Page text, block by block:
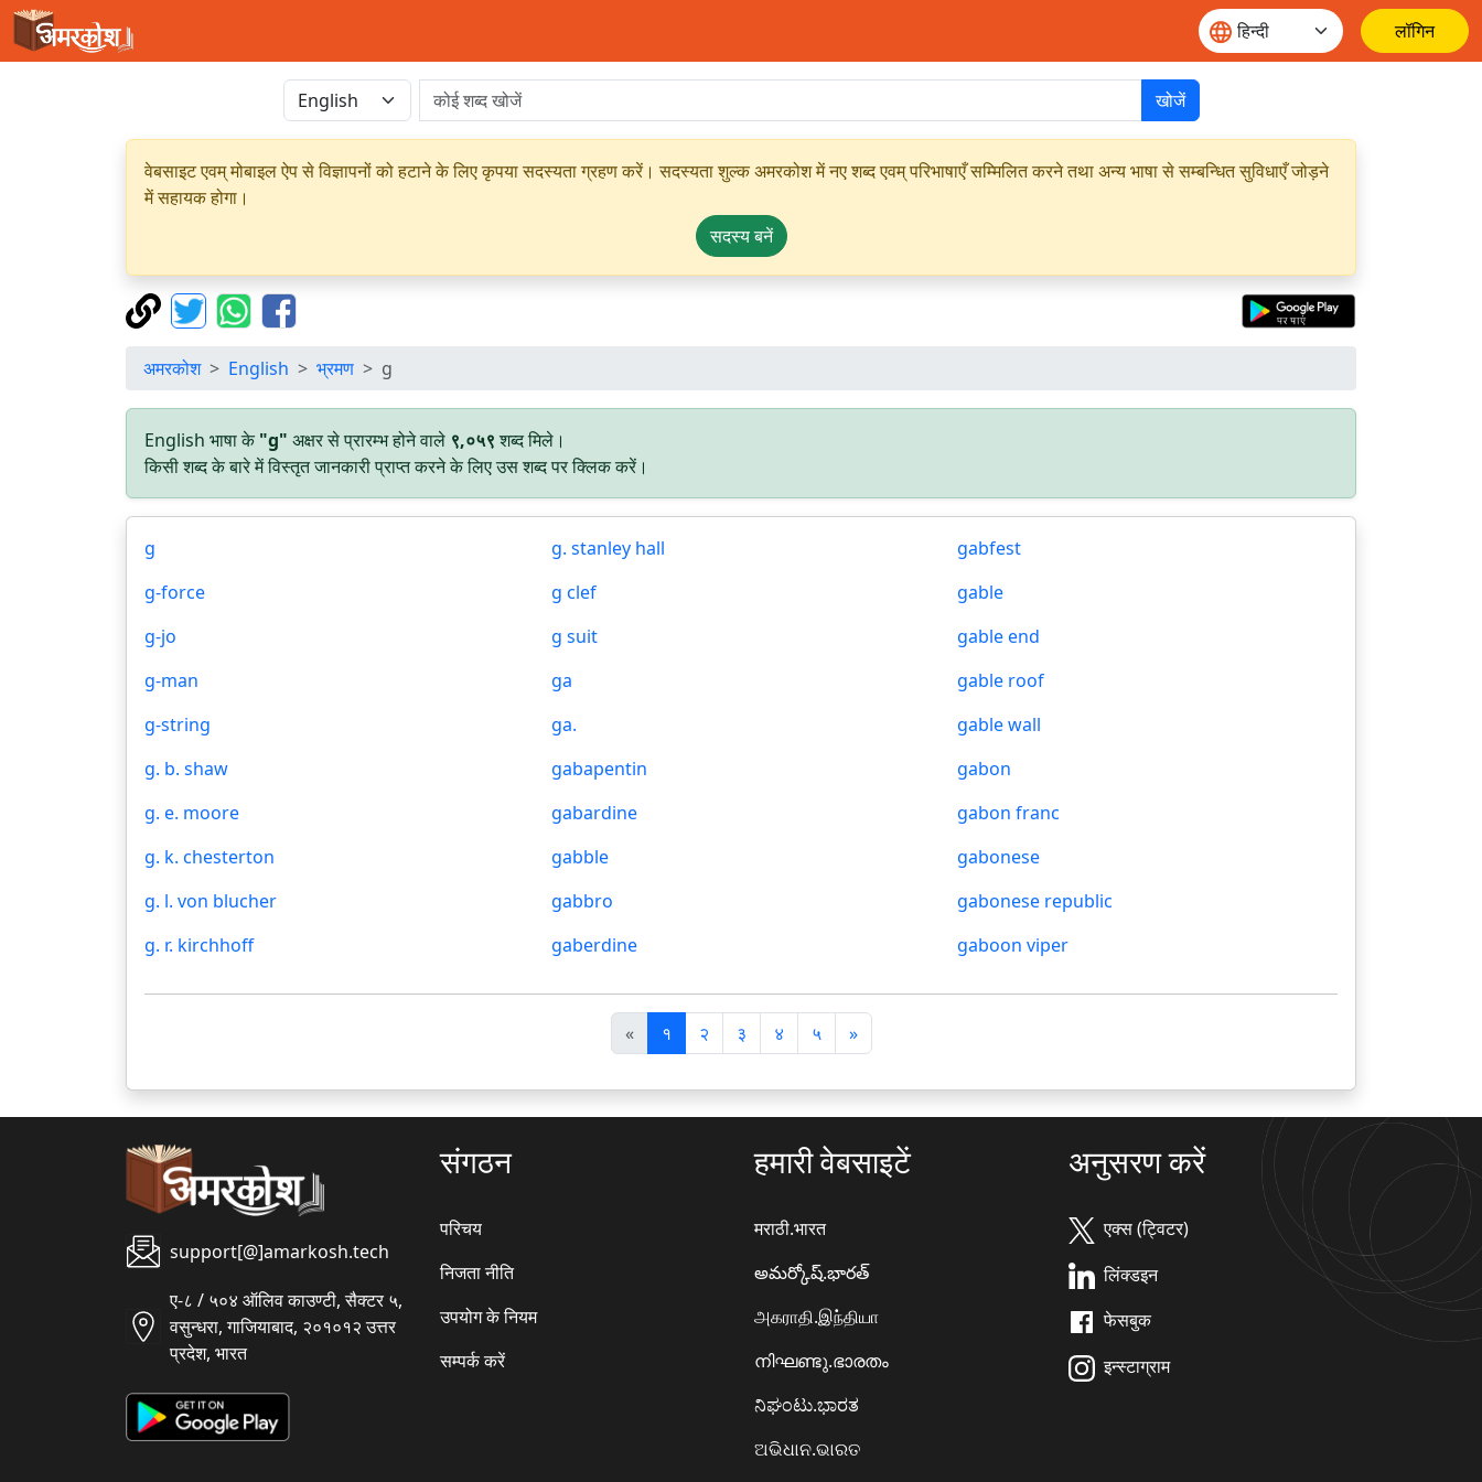
लॉगिन
खोजें
वेबसाइट एवम् मोबाइल ऐप से विज्ञापनों को हटाने के लिए कृपया सदस्यता ग्रहण करें। सदस्यता शुल्क अमरकोश में नए शब्द एवम् परिभाषाएँ सम्मिलित करने तथा अन्य भाषा से सम्बन्धित सुविधाएँ जोड़ने
में सहायक होगा।
सदस्य बनें
अमरकोश English भ्रमण g
English भाषा के "g" अक्षर से प्रारम्भ होने वाले ९,०५९शब्द मिले।
किसी शब्द के बारे में विस्तृत जानकारी प्राप्त करने के लिए उस शब्द पर क्लिक करें।
g
g-force
g-jo
g-man
g-string
g. b. shaw
g. e. moore
g. k. chesterton
g. l. von blucher
g. r. kirchhoff
g. stanley hall
g clef
g suit
ga
ga.
gabapentin
gabardine
gabble
gabbro
gaberdine
gabfest
gable
gable end
gable roof
gable wall
gabon
gabon franc
gabonese
gabonese republic
gaboon viper
«पि
छ
ला
१ २ ३ ४ ५ »अ
ग
ला
support[@]amarkosh.tech
ए-८ / ५०४ ऑलिव काउण्टी, सैक्टर ५,
वसुन्धरा, गाजियाबाद, २०१०१२ उत्तर
प्रदेश, भारत
संगठन
परिचय
निजता नीति
उपयोग के नियम
सम्पर्क करें
हमारी वेबसाइटें
मराठी.भारत
అమర్కోష్.భారత్
அகராதி.இந்தியா
നിഘണ്ടു.ഭാരതം
ನಿಘಂಟು.ಭಾರತ
ଅଭିଧାନ.ଭାରତ
अनुसरण करें
एक्स (ट्विटर)
लिंक्डइन
फेसबुक
इन्स्टाग्राम